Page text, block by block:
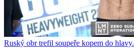
Ruský obr trefil soupeře kopem do